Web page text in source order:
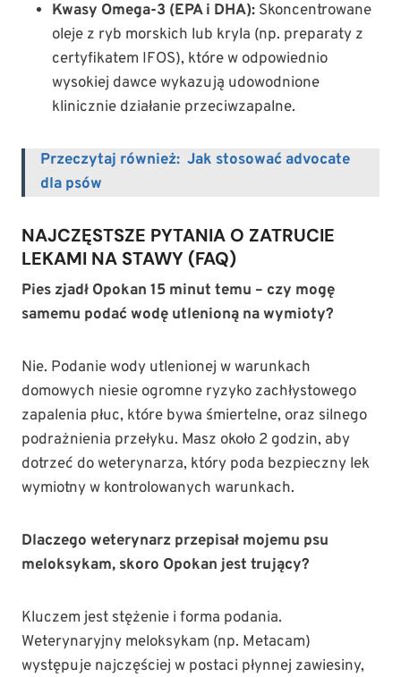
Kwasy Omega-3 (EPA i DHA): Skoncentrowane
oleje z ryb morskich lub kryla (np. preparaty z
certyfikatem IFOS), które w odpowiednio
wysokiej dawce wykazują udowodnione
klinicznie działanie przeciwzapalne.
Przeczytaj również: Jak stosować advocate
dla psów
NAJCZĘSTSZE PYTANIA O ZATRUCIE
LEKAMI NA STAWY (FAQ)
Pies zjadł Opokan 15 minut temu – czy mogę
samemu podać wodę utlenioną na wymioty?
Nie. Podanie wody utlenionej w warunkach
domowych niesie ogromne ryzyko zachłystowego
zapalenia płuc, które bywa śmiertelne, oraz silnego
podrażnienia przełyku. Masz około 2 godzin, aby
dotrzeć do weterynarza, który poda bezpieczny lek
wymiotny w kontrolowanych warunkach.
Dlaczego weterynarz przepisał mojemu psu
meloksykam, skoro Opokan jest trujący?
Kluczem jest stężenie i forma podania.
Weterynaryjny meloksykam (np. Metacam)
występuje najczęściej w postaci płynnej zawiesiny,